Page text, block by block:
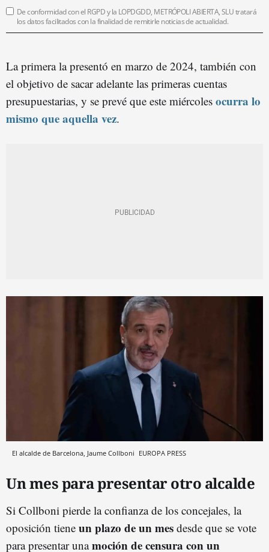
De conformidad con el RGPD y la LOPDGDD, METRÓPOLI ABIERTA, SLU tratará
los datos facilitados con la finalidad de remitirle noticias de actualidad.
La primera la presentó en marzo de 2024, también con
el objetivo de sacar adelante las primeras cuentas
presupuestarias, y se prevé que este miércoles ocurra lo
mismo que aquella vez.
El alcalde de Barcelona, Jaume Collboni EUROPA PRESS
Un mes para presentar otro alcalde
Si Collboni pierde la confianza de los concejales, la
oposición tiene un plazo de un mes desde que se vote
para presentar unamoción de censura con un